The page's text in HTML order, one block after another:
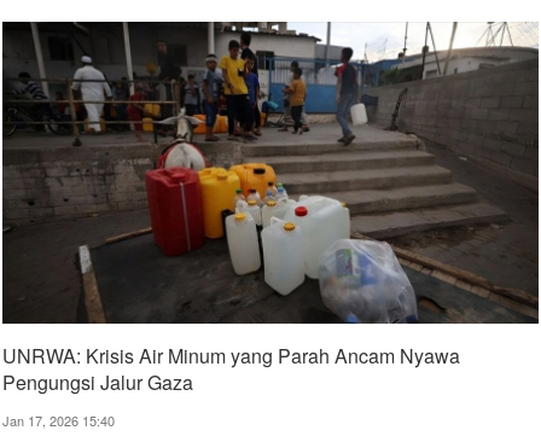
UNRWA: Krisis Air Minum yang Parah Ancam Nyawa
Pengungsi Jalur Gaza
Jan 17, 2026 15:40